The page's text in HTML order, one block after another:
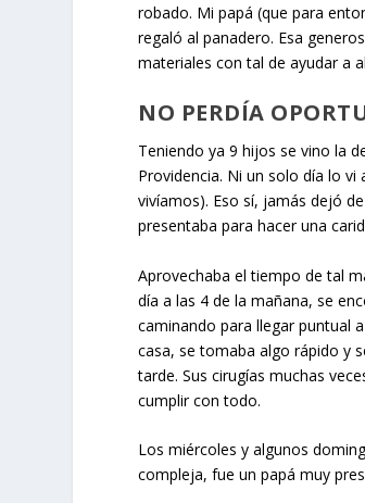
robado. Mi papá (que para
regaló al panadero. Esa
materiales con tal de ayudar a
NO PERDÍA
Teniendo ya 9 hijos se vino la
Providencia. Ni un solo día lo
vivíamos). Eso sí, jamás dejó
presentaba para hacer una
Aprovechaba el tiempo de tal
día a las 4 de la mañana, se
caminando para llegar puntual
casa, se tomaba algo rápido y
tarde. Sus cirugías muchas
cumplir con todo.
Los miércoles y algunos
compleja, fue un papá muy